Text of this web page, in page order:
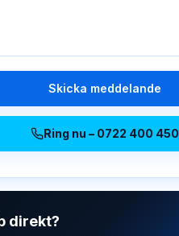
Skicka meddelande
Ring nu – 0722 400 450
direkt?